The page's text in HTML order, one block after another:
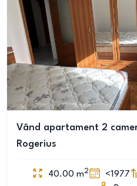
Vând apartament 2
Rogerius
40.00 m2 <1977